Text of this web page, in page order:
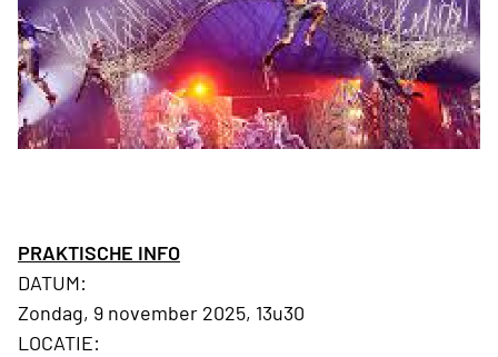
PRAKTISCHE INFO
DATUM:
Zondag, 9 november 2025, 13u30
LOCATIE: